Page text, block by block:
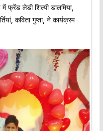
फ्रेंड लेडी शिल्पी डालमिया,
कविता गुप्ता, ने कार्यक्रम